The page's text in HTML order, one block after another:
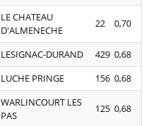
LE CHATEAU
D'ALMENECHE
22 0,70
LESIGNAC-DURAND 429 0,68
LUCHE PRINGE 156 0,68
WARLINCOURT LES
PAS
125 0,68